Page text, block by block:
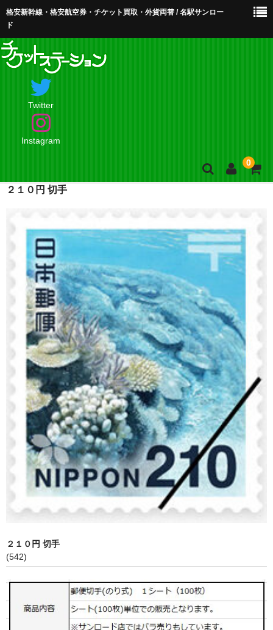
格安新幹線・格安航空券・チケット買取・外貨両替 / 名駅サンロー
ド
Twitter
Instagram
0
店舗案内・お問合せ
買取・買取査定
買取 金・プラチナ
外貨両替
【販売】新幹線
【販売】JR・名鉄・近鉄
【販売】切手・レターパック 等
【販売】図書カード・クオカード
【販売】商品券・食品券・その他
【販売】テーマパーク・野球・映画・お風呂
【販売】JAL・ANA株主優待券
☆よくある質問
２１０円 切手
２１０円 切手
(542)